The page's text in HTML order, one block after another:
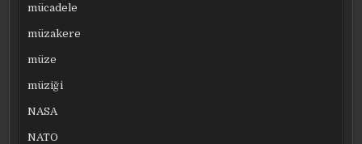
mücadele
müzakere
müze
müziği
NASA
NATO